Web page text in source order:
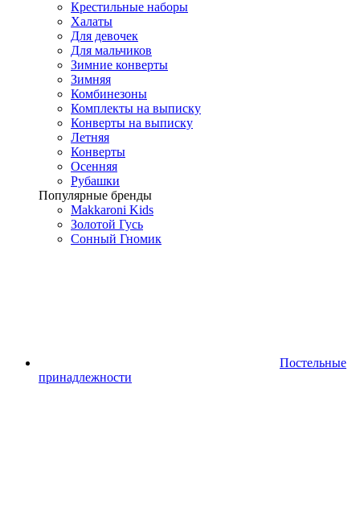
Крестильные наборы
Халаты
Для девочек
Для мальчиков
Зимние конверты
Зимняя
Комбинезоны
Комплекты на выписку
Конверты на выписку
Летняя
Конверты
Осенняя
Рубашки
Популярные бренды
Makkaroni Kids
Золотой Гусь
Сонный Гномик
Постельные
принадлежности